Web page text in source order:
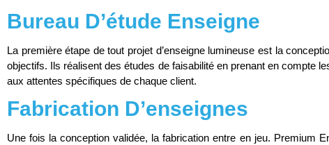
Bureau D’étude Enseigne
La première étape de tout projet d’enseigne lumineuse est la
objectifs. Ils réalisent des études de faisabilité en prenant en compte
aux attentes spécifiques de chaque client.
Fabrication D’enseignes
Une fois la conception validée, la fabrication entre en jeu. Premium